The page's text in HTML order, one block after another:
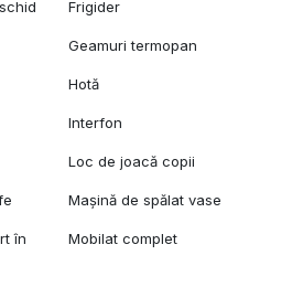
Frigider
Geamuri termopan
Hotă
Interfon
Loc de joacă copii
Mașină de spălat vase
în
Mobilat complet